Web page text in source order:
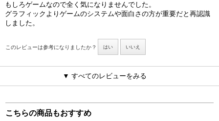
もしろゲームなので全く気になりませんでした。
グラフィックよりゲームのシステムや面白さの方が重要だと再認識
しました。
このレビューは参考になりましたか？ はい いいえ
▼ すべてのレビューをみる
こちらの商品もおすすめ